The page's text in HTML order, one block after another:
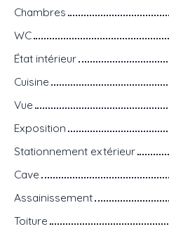
Chambres
WC
État intérieur
Cuisine
Vue
Exposition
Stationnement extérieur
Cave
Assainissement
Toiture